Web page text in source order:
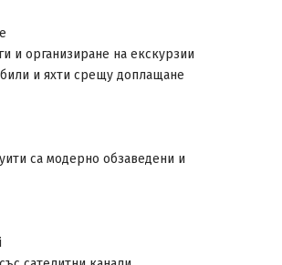
и организиране на екскурзии
и яхти срещу доплащане
са модерно обзаведени и